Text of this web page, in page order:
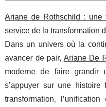
Ariane de Rothschild : une
service de la transformation
Dans un univers où la
avancer de pair, Ariane De
moderne de faire grandir
s’appuyer sur une
transformation,